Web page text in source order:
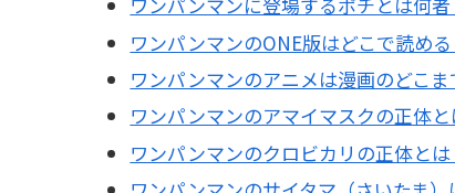
ワンパンマンのONE版はどこで読め
ワンパンマンのアニメは漫画のどこ
ワンパンマンのアマイマスクの正体
ワンパンマンのクロビカリの正体と